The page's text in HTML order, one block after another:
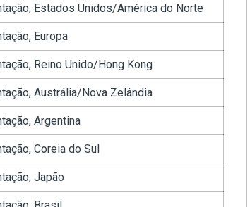
Estados Unidos/América do Norte
Europa
Reino Unido/Hong Kong
Austrália/Nova Zelândia
Argentina
Coreia do Sul
Japão